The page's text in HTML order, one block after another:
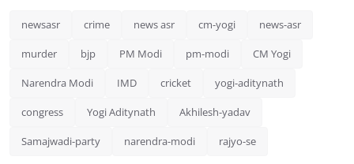
newsasr crime news asr cm-yogi news-asr
murder bjp PM Modi pm-modi CM Yogi
Narendra Modi IMD cricket yogi-aditynath
congress Yogi Aditynath Akhilesh-yadav
Samajwadi-party narendra-modi rajyo-se